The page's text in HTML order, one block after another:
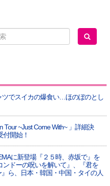
ツでスイカの爆食い…ほのぼのとし
Tour ~Just Come With~ 」詳細決
付開始！
に新登場『２５時、赤坂で』を
ンドーの呪いを解いて』、『君を
ら、日本・韓国・中国・タイの人